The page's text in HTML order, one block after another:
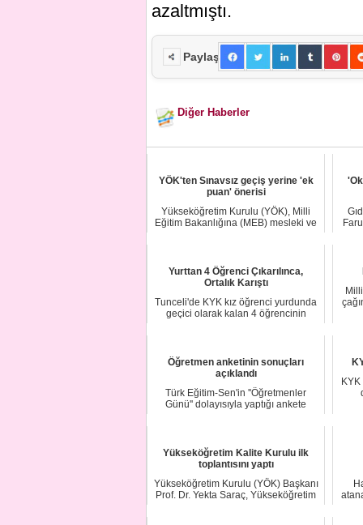
azaltmıştı.
Paylaş
Diğer Haberler
YÖK'ten Sınavsız geçiş yerine 'ek
puan' önerisi
Yükseköğretim Kurulu (YÖK), Milli
Eğitim Bakanlığına (MEB) mesleki ve
Yurttan 4 Öğrenci Çıkarılınca,
Ortalık Karıştı
Tunceli'de KYK kız öğrenci yurdunda
geçici olarak kalan 4 öğrencinin
Öğretmen anketinin sonuçları
açıklandı
Türk Eğitim-Sen'in ''Öğretmenler
Günü'' dolayısıyla yaptığı ankete
Yükseköğretim Kalite Kurulu ilk
toplantısını yaptı
Yükseköğretim Kurulu (YÖK) Başkanı
Prof. Dr. Yekta Saraç, Yükseköğretim